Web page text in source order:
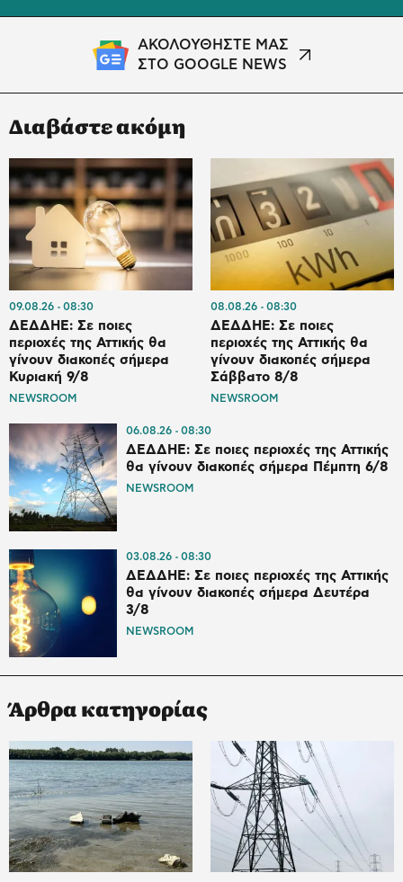
ΑΚΟΛΟΥΘΗΣΤΕ ΜΑΣ
ΣΤΟ GOOGLE NEWS
Διαβάστε ακόμη
09.08.26 08:30
ΔΕΔΔΗΕ: Σε ποιες
περιοχές της Αττικής θα
γίνουν διακοπές σήμερα
Κυριακή 9/8
NEWSROOM
08.08.26 08:30
ΔΕΔΔΗΕ: Σε ποιες
περιοχές της Αττικής θα
γίνουν διακοπές σήμερα
Σάββατο 8/8
NEWSROOM
06.08.26 08:30
ΔΕΔΔΗΕ: Σε ποιες περιοχές της Αττικής
θα γίνουν διακοπές σήμερα Πέμπτη 6/8
NEWSROOM
03.08.26 08:30
ΔΕΔΔΗΕ: Σε ποιες περιοχές της Αττικής
θα γίνουν διακοπές σήμερα Δευτέρα
3/8
NEWSROOM
Άρθρα κατηγορίας